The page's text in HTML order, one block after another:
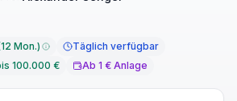
Mon.)
Täglich verfügbar
100.000 €
Ab 1 € Anlage